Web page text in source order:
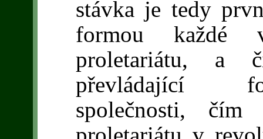
stávka je tedy
formou každé
proletariátu, a
převládající
společnosti,